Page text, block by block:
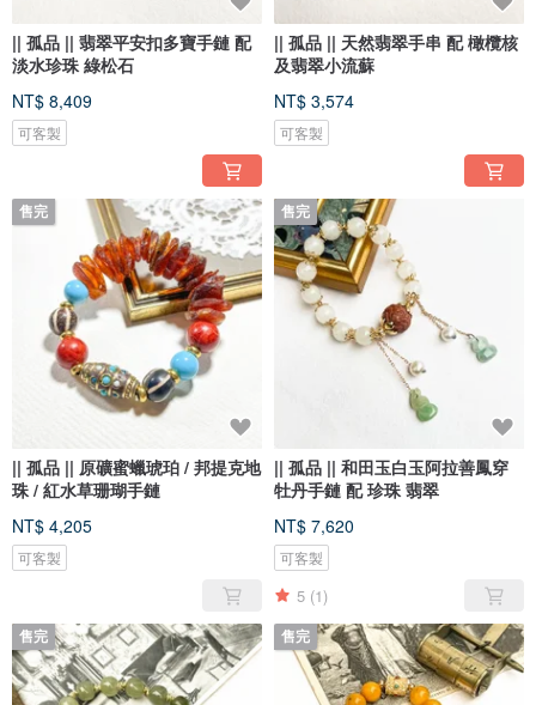
|| 孤品 || 翡翠平安扣多寶手鏈 配
淡水珍珠 綠松石
NT$ 8,409
可客製
|| 孤品 || 天然翡翠手串 配 橄欖核
及翡翠小流蘇
NT$ 3,574
可客製
售完
|| 孤品 || 原礦蜜蠟琥珀 / 邦提克地
珠 / 紅水草珊瑚手鏈
NT$ 4,205
可客製
售完
|| 孤品 || 和田玉白玉阿拉善鳳穿
牡丹手鏈 配 珍珠 翡翠
NT$ 7,620
可客製
5 (1)
售完 售完